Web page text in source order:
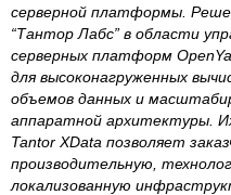
серверной платформы.
“Тантор Лабс” в области
серверных платформ
для высоконагруженных
объемов данных и
аппаратной архитектуры.
Tantor XData позволяет
производительную,
локализованную